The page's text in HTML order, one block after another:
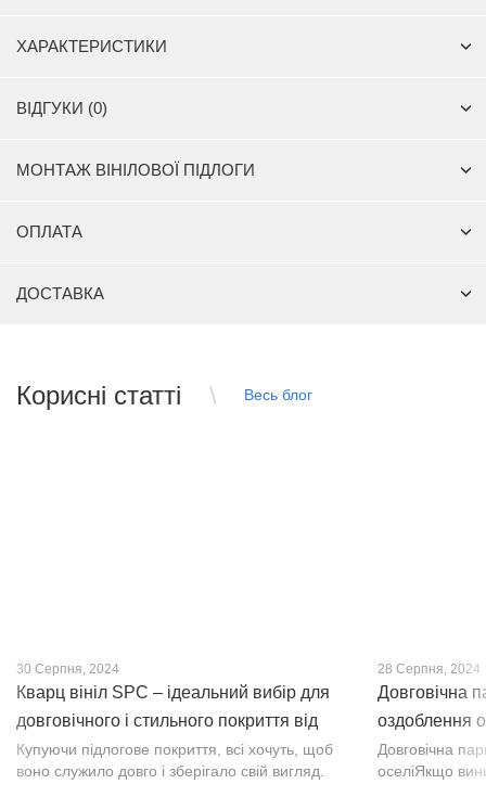
ХАРАКТЕРИСТИКИ
ВІДГУКИ (0)
МОНТАЖ ВІНІЛОВОЇ ПІДЛОГИ
ОПЛАТА
ДОСТАВКА
Корисні статті Весь блог
30 Серпня, 2024
Кварц вініл SPC – ідеальний вибір для
довговічного і стильного покриття від
PROFLOOR
Купуючи підлогове покриття, всі хочуть, щоб
воно служило довго і зберігало свій вигляд.
28 Серпня, 2024
Довговічна
оздоблення
Довговічна
оселіЯкщо